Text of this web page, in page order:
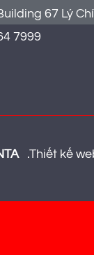
67 Lý
7999
.Thiết kế